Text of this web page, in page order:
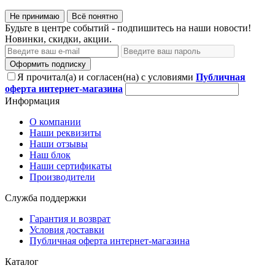
Не принимаю Всё понятно
Будьте в центре событий - подпишитесь на наши новости!
Новинки, скидки, акции.
Оформить подписку
Я прочитал(а) и согласен(на) с условиями Публичная
оферта интернет-магазина
Информация
О компании
Наши реквизиты
Наши отзывы
Наш блок
Наши сертификаты
Производители
Служба поддержки
Гарантия и возврат
Условия доставки
Публичная оферта интернет-магазина
Каталог